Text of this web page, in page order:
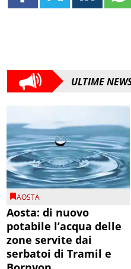
ULTIME
AOSTA
Aosta: di nuovo
potabile l’acqua delle
zone servite dai
serbatoi di Tramil e